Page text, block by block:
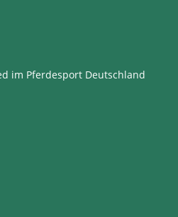
im Pferdesport Deutschland